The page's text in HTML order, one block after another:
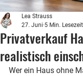
Privatverkauf
realistisch
Lea Strauss
27. Juni 5 Min. Lesezeit
Wer ein Haus ohne